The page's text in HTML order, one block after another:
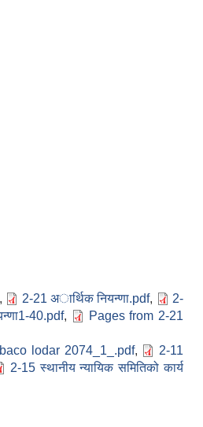
, 2-21 अार्थिक नियन्णा.pdf,
2-
40.pdf,
Pages from 2-21
lodar 2074_1_.pdf,
2-11
2-15 स्थानीय न्यायिक समितिको कार्य